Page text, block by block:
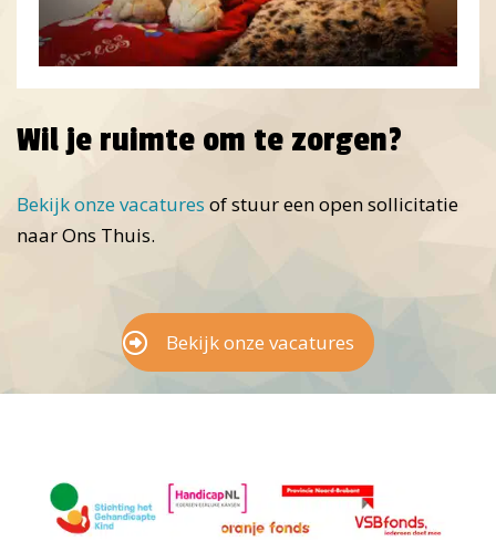
Wil je ruimte om te zorgen?
Bekijk onze vacatures of stuur een open sollicitatie
naar Ons Thuis.
Bekijk onze vacatures